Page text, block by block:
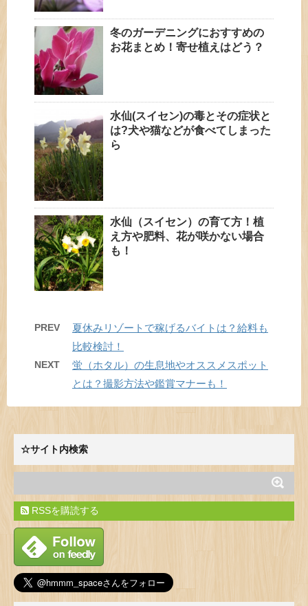
冬のガーデニングにおすすめの
お花まとめ！寄せ植えはどう？
水仙(スイセン)の毒とその症状と
は?犬や猫などが食べてしまった
ら
水仙（スイセン）の育て方！植
え方や肥料、花が咲かない場合
も！
PREV
夏休みリゾートで稼げるバイトは？給料も
比較検討！
NEXT
蛍（ホタル）の生息地やオススメスポット
とは？撮影方法や鑑賞マナーも！
☆サイト内検索
RSSを購読する